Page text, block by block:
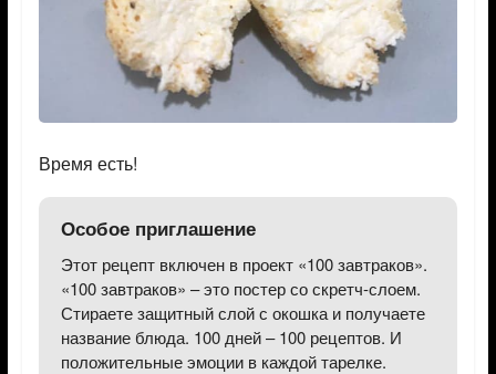
Время есть!
Особое приглашение
Этот рецепт включен в проект «100 завтраков».
«100 завтраков» – это постер со скретч-слоем.
Стираете защитный слой с окошка и получаете
название блюда. 100 дней – 100 рецептов. И
положительные эмоции в каждой тарелке.